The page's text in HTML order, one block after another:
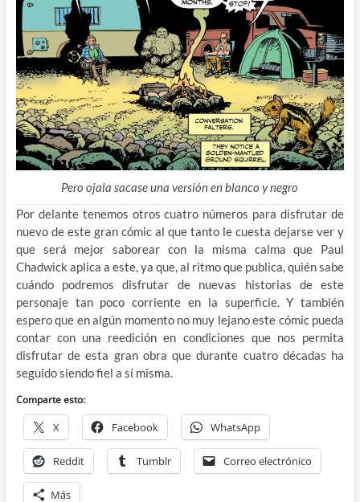
Pero ojala sacase una versión en blanco y negro
Por delante tenemos otros cuatro números para disfrutar de
nuevo de este gran cómic al que tanto le cuesta dejarse ver y
que será mejor saborear con la misma calma que Paul
Chadwick aplica a este, ya que, al ritmo que publica, quién sabe
cuándo podremos disfrutar de nuevas historias de este
personaje tan poco corriente en la superficie. Y también
espero que en algún momento no muy lejano este cómic pueda
contar con una reedición en condiciones que nos permita
disfrutar de esta gran obra que durante cuatro décadas ha
seguido siendo fiel a sí misma.
Comparte esto:
X Facebook WhatsApp
Reddit Tumblr Correo electrónico
Más